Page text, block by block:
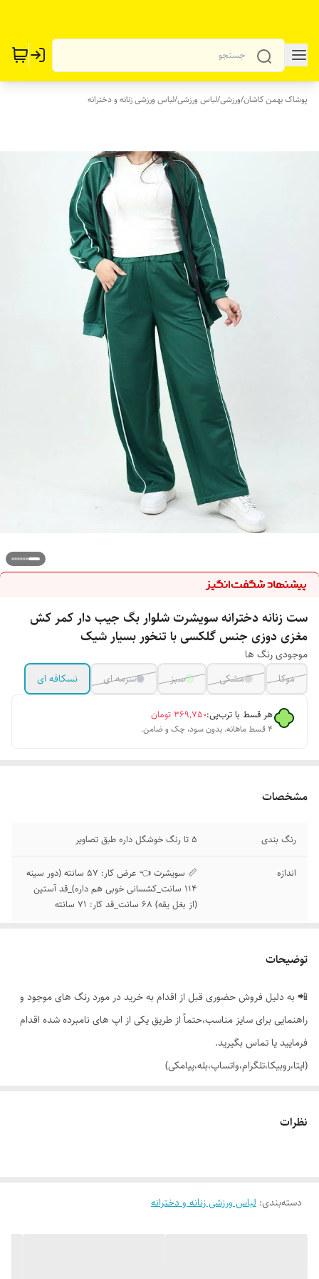
پوشاک بهمن کاشان/ورزشی/لباس ورزشی/لباس ورزشی زنانه و دخترانه
ست زنانه دخترانه سویشرت شلوار بگ جیب دار کمر کش
مغزی دوزی جنس گلکسی با تنخور بسیار شیک
موجودی رنگ ها
موکا
مشکی سبز سرمه ای نسکافه ای
هر قسط با ترب‌پی:۳۶۹٬۷۵۰ تومان
۴ قسط ماهانه. بدون سود، چک و ضامن.
مشخصات
رنگ بندی 5 تا رنگ خوشگل داره طبق تصاویر
اندازه
📏 سویشرت 👈 عرض کار: 57 سانته (دور سینه
114 سانت_کشسانی خوبی هم داره)_قد آستین
(از بغل یقه) 68 سانت_قد کار: 71 سانته
توضیحات
📲 به دلیل فروش حضوری قبل از اقدام به خرید در مورد رنگ های موجود و
راهنمایی برای سایز مناسب،حتماً از طریق یکی از اپ های نامبرده شده اقدام
فرمایید یا تماس بگیرید.
(ایتا،روبیکا،تلگرام،واتساپ،بله،پیامکی)
تنخور بسیار شیک
نظرات
دسته‌بندی: لباس ورزشی زنانه و دخترانه